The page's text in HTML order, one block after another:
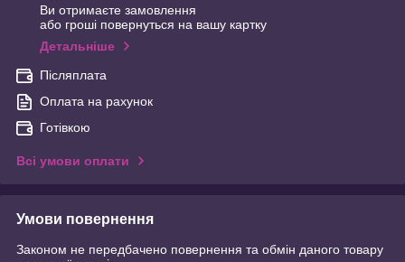
Ви отримаєте замовлення
або гроші повернуться на вашу картку
Детальніше
Післяплата
Оплата на рахунок
Готівкою
Всі умови оплати
Умови повернення
Законом не передбачено повернення та обмін даного товару